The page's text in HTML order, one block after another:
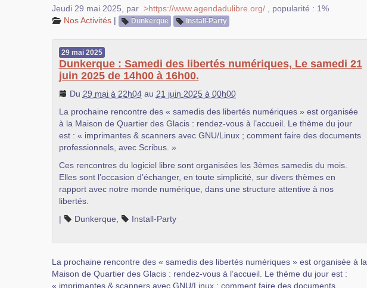
Jeudi 29 mai 2025 par >https://www.agendadulibre.org/
popularité : 1%
Nos Activités | Dunkerque Install-Party
29 mai 2025
Dunkerque : Samedi des libertés numériques, Le samedi 21
juin 2025 de 14h00 à 16h00.
Du 29 mai à 22h04au 21 juin 2025 à 00h00
La prochaine rencontre des « samedis des libertés numériques » est organisée
à la Maison de Quartier des Glacis : rendez-vous à l’accueil. Le thème du jour
est : « imprimantes & scanners avec GNU/Linux ; comment faire des documents
professionnels, avec Scribus. »
Ces rencontres du logiciel libre sont organisées les 3èmes samedis du mois.
Elles sont l’occasion d’échanger, en toute simplicité, sur divers thèmes en
rapport avec notre monde numérique, dans une structure attentive à nos
libertés.
|
Dunkerque Install-Party
La prochaine rencontre des « samedis des libertés numériques » est organisée à la
Maison de Quartier des Glacis : rendez-vous à l’accueil. Le thème du jour est :
« imprimantes & scanners avec GNU/Linux ; comment faire des documents